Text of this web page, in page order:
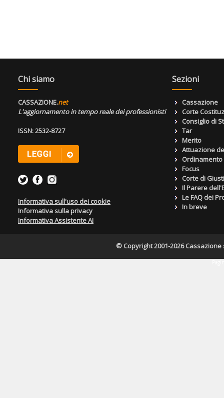
Chi siamo
CASSAZIONE.net
L'aggiornamento in tempo reale dei professionisti
ISSN: 2532-8727
Informativa sull'uso dei cookie
Informativa sulla privacy
Informativa Assistente AI
Sezioni
Cassazione
Corte
Consiglio di
Tar
Merito
Attuazione
Focus
Corte di
Il Parere
Le FAQ dei
In breve
© Copyright 2001-2026 Cassazione